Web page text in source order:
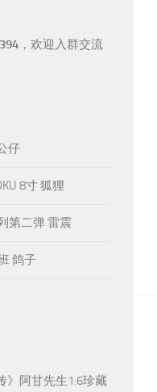
，欢迎入群交流
仔
8寸 狐狸
第二弹 雷震
鸽子
》阿甘先生1:6珍藏